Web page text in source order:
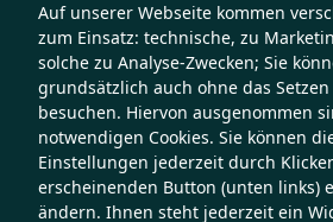
Auf unserer Webseite kommen
zum Einsatz: technische, zu
solche zu Analyse-Zwecken; Sie
grundsätzlich auch ohne das Setzen
besuchen. Hiervon ausgenommen
notwendigen Cookies. Sie können
Einstellungen jederzeit durch
erscheinenden Button (unten links)
ändern. Ihnen steht jederzeit ein